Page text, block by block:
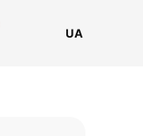
UA